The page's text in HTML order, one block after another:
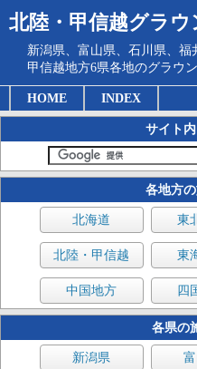
北陸・甲信越グラウ
新潟県、富山県、石川県、福
甲信越地方6県各地のグラウ
HOME INDEX
サイト
各地方
北海道 東
北陸・甲信越 東
中国地方 四
各県の
新潟県